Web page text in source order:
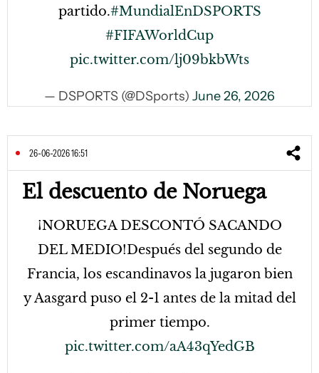
partido.#MundialEnDSPORTS
#FIFAWorldCup
pic.twitter.com/lj09bkbWts
— DSPORTS (@DSports) June 26, 2026
26-06-2026 16:51
El descuento de Noruega
¡NORUEGA DESCONTÓ SACANDO
DEL MEDIO!Después del segundo de
Francia, los escandinavos la jugaron bien
y Aasgard puso el 2-1 antes de la mitad del
primer tiempo.
pic.twitter.com/aA43qYedGB